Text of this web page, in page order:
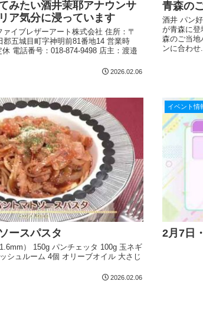
みたい酒井茉耶アナウンサ
ア気分に浸っています
イブレザーアート株式会社 住所：〒
郡五城目町字神明前81番地14 営業時
電話番号：018-874-9498 店主：渡邉
2026.02.06
青森の
酒井 パン
が青森に登
森のご当地
ンに合わせ...
ースパスタ
） 150g パンチェッタ 100g 玉ネギ
シュルーム 4個 オリーブオイル 大さじ
2026.02.06
イベント情
2月7日